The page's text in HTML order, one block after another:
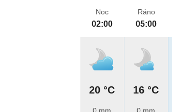
Noc
02:00
20 °C
Ráno
05:00
16 °C